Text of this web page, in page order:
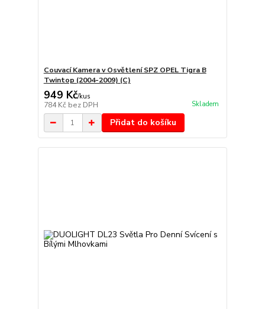
Couvací Kamera v Osvětlení SPZ OPEL Tigra B
Twintop (2004-2009) (C)
949 Kč/kus
784 Kč bez DPH Skladem
Přidat do košíku